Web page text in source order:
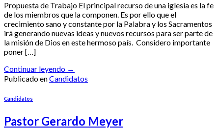
Propuesta de Trabajo El principal recurso de una iglesia es la fe
de los miembros que la componen. Es por ello que el
crecimiento sano y constante por la Palabra y los Sacramentos
irá generando nuevas ideas y nuevos recursos para ser parte de
la misión de Dios en este hermoso país. Considero importante
poner […]
Continuar leyendo →
Publicado enCandidatos
Candidatos
Pastor Gerardo Meyer